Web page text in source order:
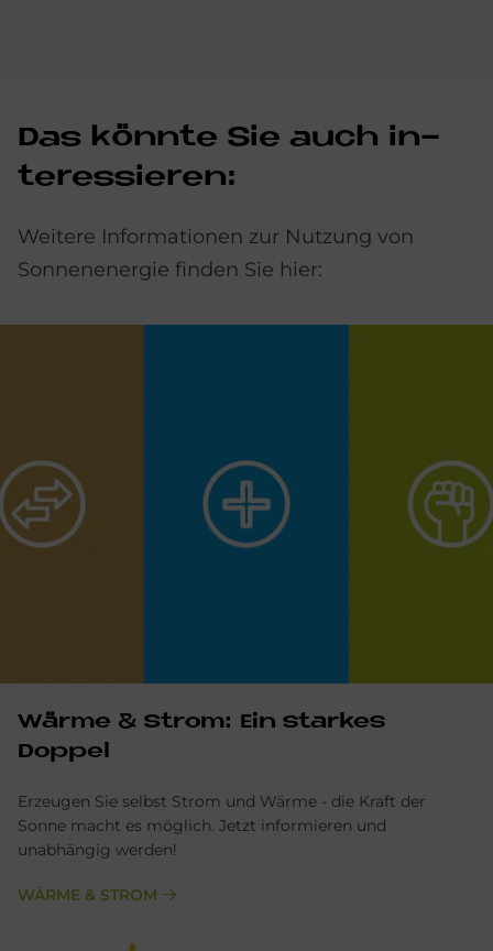
Das könn­te Sie auch in­
ter­es­sie­ren:
Weitere Informationen zur Nutzung von
Sonnenenergie finden Sie hier:
Wärme & Strom: Ein starkes
Doppel
Erzeugen Sie selbst Strom und Wärme - die Kraft der
Sonne macht es möglich. Jetzt informieren und
unabhängig werden!
WÄRME & STROM